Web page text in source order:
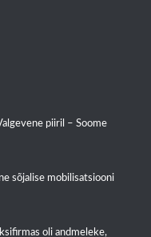
piiril – Soome
sõjalise mobilisatsiooni
oli andmeleke,